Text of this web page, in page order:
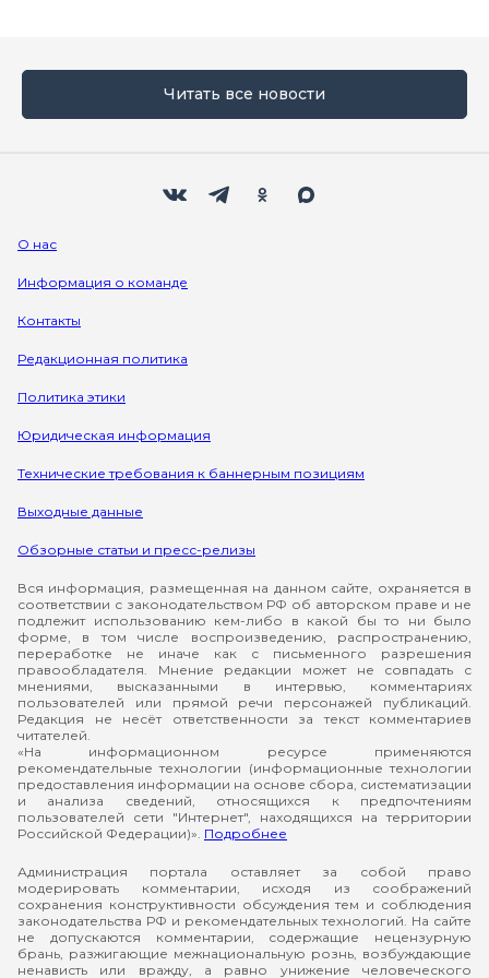
Читать все новости
О нас
Информация о команде
Контакты
Редакционная политика
Политика этики
Юридическая информация
Технические требования к баннерным позициям
Выходные данные
Обзорные статьи и пресс-релизы
Вся информация, размещенная на данном сайте, охраняется в
соответствии с законодательством РФ об авторском праве и не
подлежит использованию кем-либо в какой бы то ни было
форме, в том числе воспроизведению, распространению,
переработке не иначе как с письменного разрешения
правообладателя. Мнение редакции может не совпадать с
мнениями, высказанными в интервью, комментариях
пользователей или прямой речи персонажей публикаций.
Редакция не несёт ответственности за текст комментариев
читателей.
«На информационном ресурсе применяются
рекомендательные технологии (информационные технологии
предоставления информации на основе сбора, систематизации
и анализа сведений, относящихся к предпочтениям
пользователей сети "Интернет", находящихся на территории
Российской Федерации)». Подробнее
Администрация портала оставляет за собой право
модерировать комментарии, исходя из соображений
сохранения конструктивности обсуждения тем и соблюдения
законодательства РФ и рекомендательных технологий. На сайте
не допускаются комментарии, содержащие нецензурную
брань, разжигающие межнациональную рознь, возбуждающие
ненависть или вражду, а равно унижение человеческого